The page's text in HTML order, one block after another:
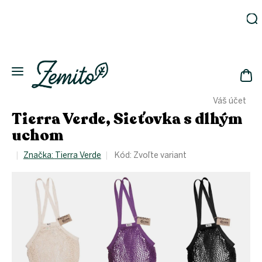
Váš účet
Ekodomácnosť
Ekologická
Kozmetika
Novinky
Starostlivosť
o telo
Tierra Verde, Sieťovka s dlhým
uchom
Značka: Tierra Verde Kód: Zvoľte variant